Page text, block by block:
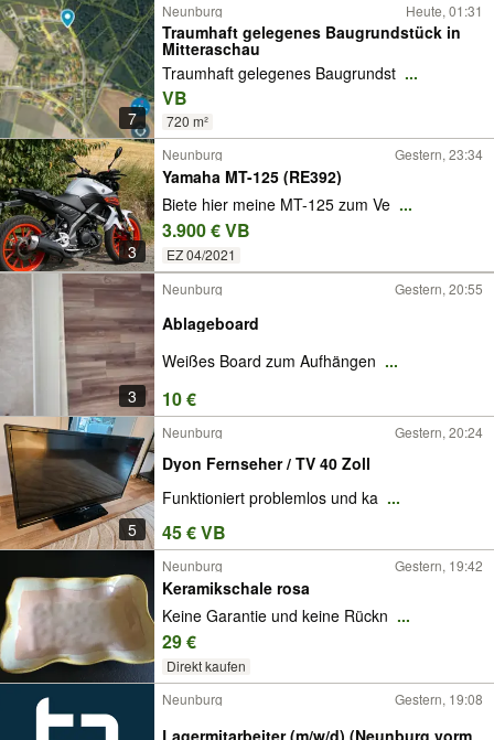
7
Neunburg Heute, 01:31
Traumhaft gelegenes Baugrundstück in
Mitteraschau
Traumhaft gelegenes Baugrundst ...
VB
720 m²
3
Neunburg Gestern, 23:34
Yamaha MT-125 (RE392)
Biete hier meine MT-125 zum Ve ...
3.900 € VB
EZ 04/2021
3
Neunburg Gestern, 20:55
Ablageboard
Weißes Board zum Aufhängen ...
10 €
5
Neunburg Gestern, 20:24
Dyon Fernseher / TV 40 Zoll
Funktioniert problemlos und ka ...
45 € VB
Neunburg Gestern, 19:42
Keramikschale rosa
Keine Garantie und keine Rückn ...
29 €
Direkt kaufen
Neunburg
Gestern, 19:08
Lagermitarbeiter (m/w/d) (Neunburg vorm